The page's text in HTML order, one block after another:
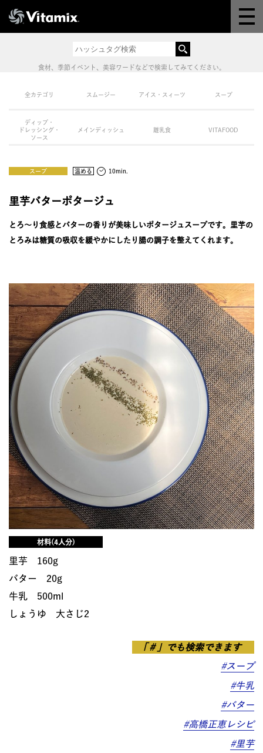
体験＆講座
8つの機能
オンラインストア
よくある質問
レビュー
食材、季節イベント、美容ワードなどで検索してみてください。
全カテゴリ スムージー アイス・スィーツ スープ
ディップ・
ドレッシング・
ソース
メインディッシュ 離乳食 VITAFOOD
スープ 温める 10min.
里芋バターポタージュ
とろ〜り食感とバターの香りが美味しいポタージュスープです。里芋の
とろみは糖質の吸収を緩やかにしたり腸の調子を整えてくれます。
材料(4人分)
里芋 160g
バター 20g
牛乳 500ml
しょうゆ 大さじ2
「＃」でも検索できます
#スープ
#牛乳
#バター
#高橋正恵レシピ
#里芋